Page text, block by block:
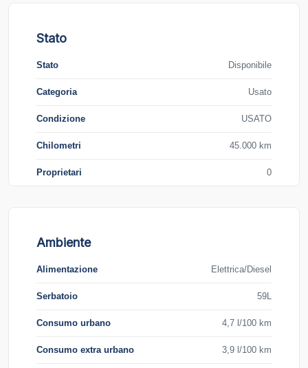
Stato
Stato Disponibile
Categoria Usato
Condizione USATO
Chilometri 45.000 km
Proprietari 0
Ambiente
Alimentazione Elettrica/Diesel
Serbatoio 59L
Consumo urbano 4,7 l/100 km
Consumo extra urbano 3,9 l/100 km